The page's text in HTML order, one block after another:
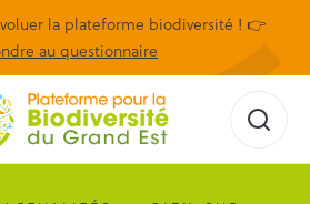
la plateforme biodiversité ! 👉
au questionnaire